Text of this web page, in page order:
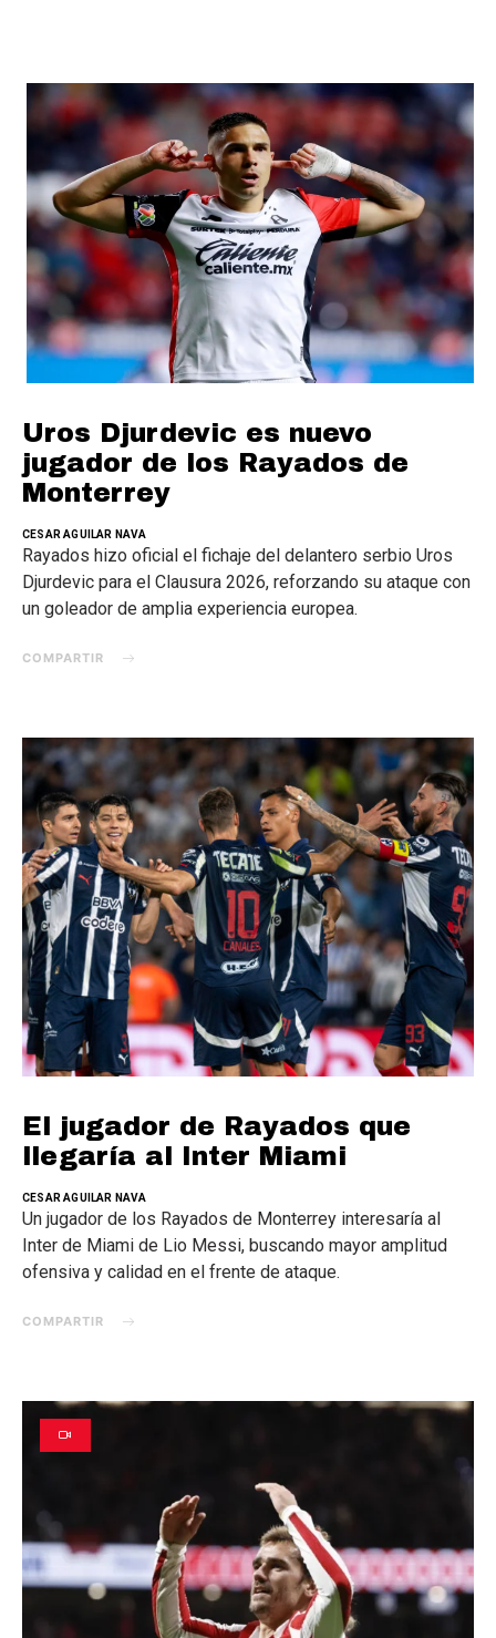
Uros Djurdevic es nuevo
jugador de los Rayados de
Monterrey
CESAR AGUILAR NAVA
Rayados hizo oficial el fichaje del delantero serbio Uros
Djurdevic para el Clausura 2026, reforzando su ataque con
un goleador de amplia experiencia europea.
COMPARTIR
El jugador de Rayados que
llegaría al Inter Miami
CESAR AGUILAR NAVA
Un jugador de los Rayados de Monterrey interesaría al
Inter de Miami de Lio Messi, buscando mayor amplitud
ofensiva y calidad en el frente de ataque.
COMPARTIR